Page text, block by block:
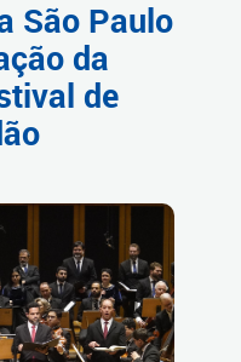
São Paulo
da
de